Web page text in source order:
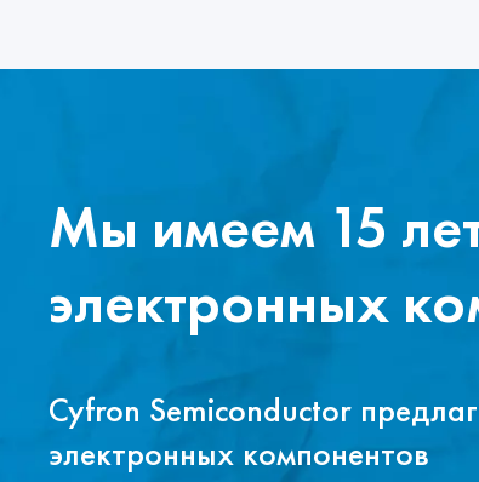
Мы имеем 15
электронных
Cyfron Semiconductor
электронных компонентов